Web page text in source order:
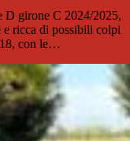
D girone C 2024/2025,
e ricca di possibili colpi
18, con le…